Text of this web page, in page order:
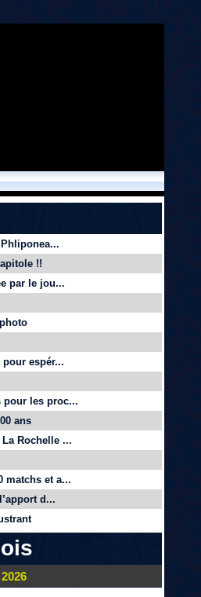
Phliponea...
!!
par le jou...
pour espér...
pour les proc...
ans
Rochelle ...
matchs et a...
d...